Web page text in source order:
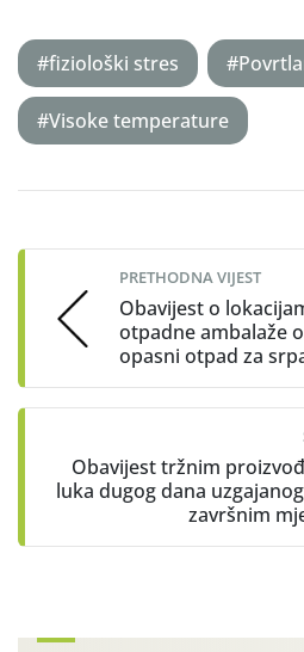
#fiziološki stres
#Visoke temperature
navigation
PRETHODNA VIJEST
Obavijest o
otpadne ambalaže
opasni otpad za
Obavijest tržnim
luka dugog dana
završnim